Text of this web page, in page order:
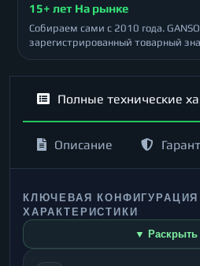
15+ лет На рынке
Собираем сами с 2010 года.
зарегистрированный товарный
Полные технические
Описание
КЛЮЧЕВАЯ
ХАРАКТЕРИСТИКИ
▼ Раскрыть